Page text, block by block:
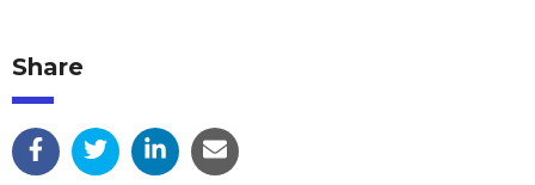
Share